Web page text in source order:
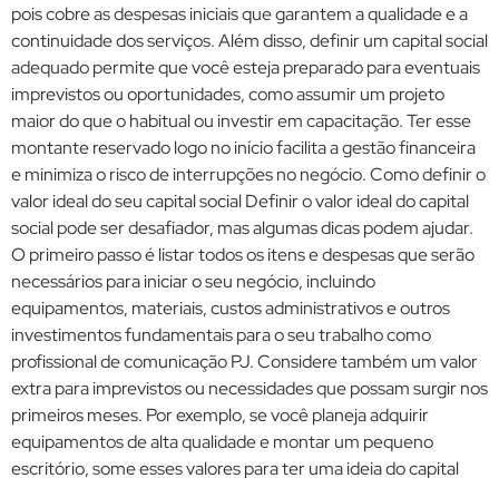
pois cobre as despesas iniciais que garantem a qualidade e a
continuidade dos serviços. Além disso, definir um capital social
adequado permite que você esteja preparado para eventuais
imprevistos ou oportunidades, como assumir um projeto
maior do que o habitual ou investir em capacitação. Ter esse
montante reservado logo no início facilita a gestão financeira
e minimiza o risco de interrupções no negócio. Como definir o
valor ideal do seu capital social Definir o valor ideal do capital
social pode ser desafiador, mas algumas dicas podem ajudar.
O primeiro passo é listar todos os itens e despesas que serão
necessários para iniciar o seu negócio, incluindo
equipamentos, materiais, custos administrativos e outros
investimentos fundamentais para o seu trabalho como
profissional de comunicação PJ. Considere também um valor
extra para imprevistos ou necessidades que possam surgir nos
primeiros meses. Por exemplo, se você planeja adquirir
equipamentos de alta qualidade e montar um pequeno
escritório, some esses valores para ter uma ideia do capital